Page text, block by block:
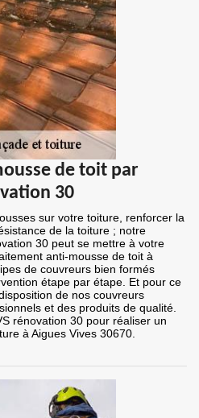
de toit par
30
sur votre toiture, renforcer la
de la toiture ; notre
30 peut se mettre à votre
anti-mousse de toit à
de couvreurs bien formés
étape par étape. Et pour ce
de nos couvreurs
et des produits de qualité.
rénovation 30 pour réaliser un
à Aigues Vives 30670.